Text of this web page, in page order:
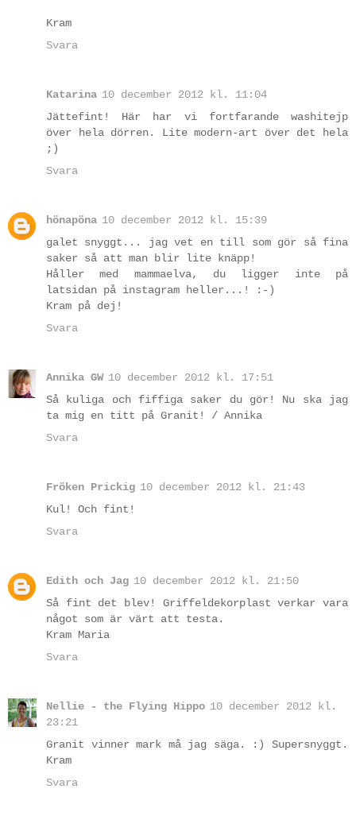
Kram
Svara
Katarina 10 december 2012 kl. 11:04
Jättefint! Här har vi fortfarande washitejp
över hela dörren. Lite modern-art över det hela
;)
Svara
hönapöna 10 december 2012 kl. 15:39
galet snyggt... jag vet en till som gör så fina
saker så att man blir lite knäpp!
Håller med mammaelva, du ligger inte på
latsidan på instagram heller...! :-)
Kram på dej!
Svara
Annika GW 10 december 2012 kl. 17:51
Så kuliga och fiffiga saker du gör! Nu ska jag
ta mig en titt på Granit! / Annika
Svara
Fröken Prickig 10 december 2012 kl. 21:43
Kul! Och fint!
Svara
Edith och Jag 10 december 2012 kl. 21:50
Så fint det blev! Griffeldekorplast verkar vara
något som är värt att testa.
Kram Maria
Svara
Nellie - the Flying Hippo 10 december 2012 kl.
23:21
Granit vinner mark må jag säga. :) Supersnyggt.
Kram
Svara